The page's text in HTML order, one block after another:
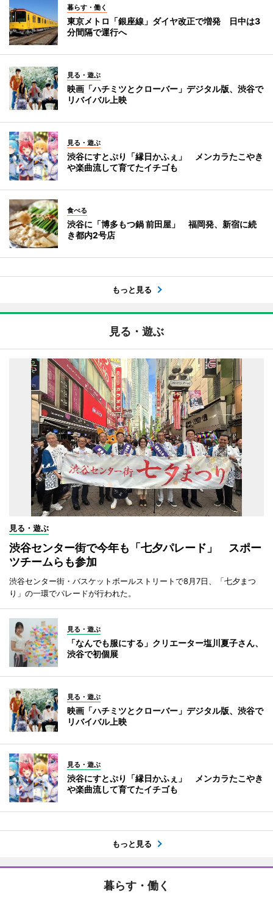
暮らす・働く
東京メトロ「銀座線」ダイヤ改正で増発 日中は3
分間隔で運行へ
見る・遊ぶ
映画「ハチミツとクローバー」デジタル版、渋谷で
リバイバル上映
見る・遊ぶ
渋谷にすとぷり「縁日かふぇ」 メンカラたこやき
や楽曲流して育てたイチゴも
食べる
渋谷に「博多もつ鍋 前田屋」 福岡発、新宿に続
き都内2号店
もっと見る
見る・遊ぶ
見る・遊ぶ
渋谷センター街で今年も「七夕パレード」 スポー
ツチームらも参加
渋谷センター街・バスケットボールストリートで8月7日、「七夕まつ
り」の一環でパレードが行われた。
見る・遊ぶ
「なんでも服にする」クリエーター塩川夏子さん、
渋谷で初個展
見る・遊ぶ
映画「ハチミツとクローバー」デジタル版、渋谷で
リバイバル上映
見る・遊ぶ
渋谷にすとぷり「縁日かふぇ」 メンカラたこやき
や楽曲流して育てたイチゴも
もっと見る
暮らす・働く